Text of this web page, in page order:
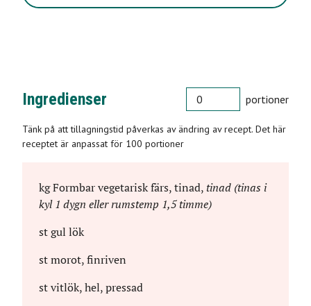
Ingredienser
PORTIONER
portioner
Tänk på att tillagningstid påverkas av ändring av recept. Det här
receptet är anpassat för 100 portioner
kgFormbar vegetarisk färs, tinad,tinad (tinas i
kyl 1 dygn eller rumstemp 1,5 timme)
stgul lök
stmorot, finriven
stvitlök, hel, pressad